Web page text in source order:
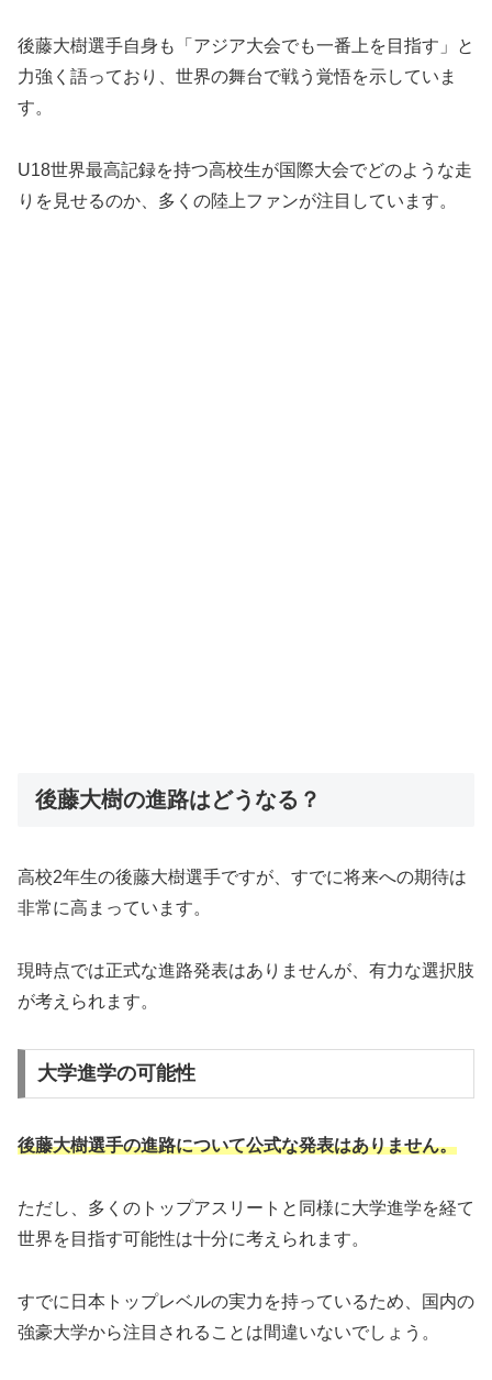
後藤大樹選手自身も「アジア大会でも一番上を目指す」と
力強く語っており、世界の舞台で戦う覚悟を示していま
す。
U18世界最高記録を持つ高校生が国際大会でどのような走
りを見せるのか、多くの陸上ファンが注目しています。
後藤大樹の進路はどうなる？
高校2年生の後藤大樹選手ですが、すでに将来への期待は
非常に高まっています。
現時点では正式な進路発表はありませんが、有力な選択肢
が考えられます。
大学進学の可能性
後藤大樹選手の進路について公式な発表はありません。
ただし、多くのトップアスリートと同様に大学進学を経て
世界を目指す可能性は十分に考えられます。
すでに日本トップレベルの実力を持っているため、国内の
強豪大学から注目されることは間違いないでしょう。